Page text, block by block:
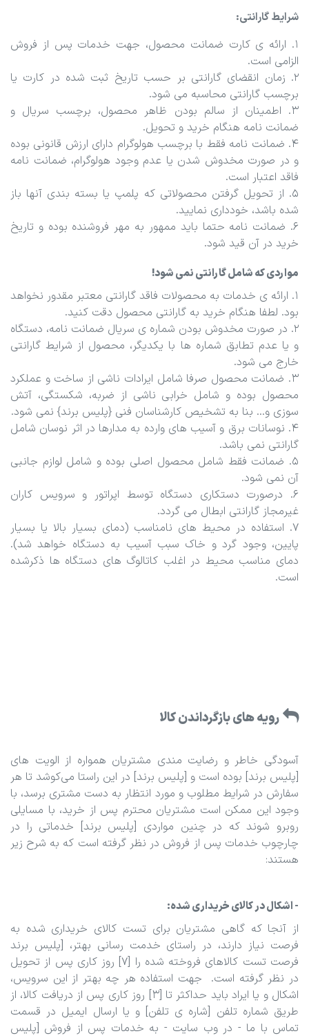
شرایط گارانتی:
1. ارائه ی کارت ضمانت محصول، جهت خدمات پس از فروش
الزامی است.
2. زمان انقضای گارانتی بر حسب تاریخ ثبت شده در کارت یا
برچسب گارانتی محاسبه می شود.
3. اطمینان از سالم بودن ظاهر محصول، برچسب سریال و
ضمانت نامه هنگام خرید و تحویل.
4. ضمانت نامه فقط با برچسب هولوگرام دارای ارزش قانونی بوده
و در صورت مخدوش شدن یا عدم وجود هولوگرام، ضمانت نامه
فاقد اعتبار است.
5. از تحویل گرفتن محصولاتی که پلمپ یا بسته بندی آنها باز
شده باشد، خودداری نمایید.
6. ضمانت نامه حتما باید ممهور به مهر فروشنده بوده و تاریخ
خرید در آن قید شود.
مواردی که شامل گارانتی نمی شود!
1. ارائه ی خدمات به محصولات فاقد گارانتی معتبر مقدور نخواهد
بود. لطفا هنگام خرید به گارانتی محصول دقت کنید.
2. در صورت مخدوش بودن شماره ی سریال ضمانت نامه، دستگاه
و یا عدم تطابق شماره ها با یکدیگر، محصول از شرایط گارانتی
خارج می شود.
3. ضمانت محصول صرفا شامل ایرادات ناشی از ساخت و عملکرد
محصول بوده و شامل خرابی ناشی از ضربه، شکستگی، آتش
سوزی و... بنا به تشخیص کارشناسان فنی {پلیس برند} نمی شود.
4. نوسانات برق و آسیب های وارده به مدارها در اثر نوسان شامل
گارانتی نمی باشد.
5. ضمانت فقط شامل محصول اصلی بوده و شامل لوازم جانبی
آن نمی شود.
6. درصورت دستکاری دستگاه توسط اپراتور و سرویس کاران
غیرمجاز گارانتی ابطال می گردد.
7. استفاده در محیط های نامناسب (دمای بسیار بالا یا بسیار
پایین، وجود گرد و خاک سبب آسیب به دستگاه خواهد شد).
دمای مناسب محیط در اغلب کاتالوگ های دستگاه ها ذکرشده
است.
رویه های بازگرداندن کالا
آسودگی خاطر و رضایت مندی مشتریان همواره از الویت‏ های
[پلیس برند] بوده است و [پلیس برند] در این راستا می‏‌کوشد تا هر
سفارش در شرایط مطلوب و مورد انتظار به دست مشتری برسد، با
وجود این ممکن است مشتریان محترم پس از خرید، با مسایلی
روبرو شوند که در چنین مواردی [پلیس برند] خدماتی را در
چارچوب خدمات پس از فروش در نظر گرفته است که به شرح زیر
هستند:
- اشکال در کالای خریداری شده:
از آنجا که گاهی مشتریان برای تست کالای خریداری شده به
فرصت نیاز دارند، در راستای خدمت رسانی بهتر، [پلیس برند
فرصت تست کالاهای فروخته شده را [7] روز کاری پس از تحویل
در نظر گرفته است. جهت استفاده هر چه بهتر از این سرویس،
اشکال و یا ایراد باید حداکثر تا [3] روز کاری پس از دریافت کالا، از
طریق شماره تلفن [شاره ی تلفن] و یا ارسال ایمیل در قسمت
تماس با ما - در وب سایت - به خدمات پس از فروش [پلیس